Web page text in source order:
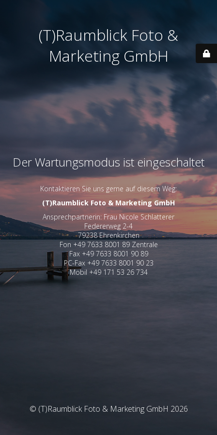
(T)Raumblick Foto &
Marketing GmbH
Der Wartungsmodus ist eingeschaltet
Kontaktieren Sie uns gerne auf diesem Weg:
(T)Raumblick Foto & Marketing GmbH
Ansprechpartnerin: Frau Nicole Schlatterer
Federerweg 2-4
79238 Ehrenkirchen
Fon +49 7633 8001 89 Zentrale
Fax +49 7633 8001 90 89
PC-Fax +49 7633 8001 90 23
Mobil +49 171 53 26 734
© (T)Raumblick Foto & Marketing GmbH 2026